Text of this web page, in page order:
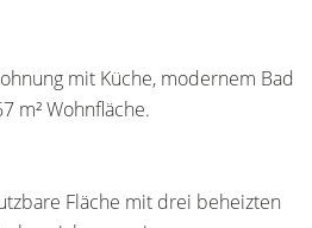
mit Küche, modernem Bad
m² Wohnfläche.
Fläche mit drei beheizten